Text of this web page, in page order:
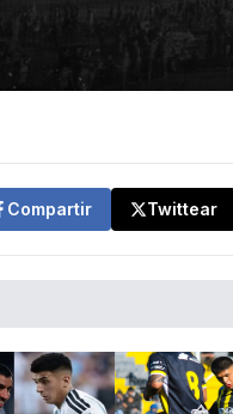
Compartir Twittear